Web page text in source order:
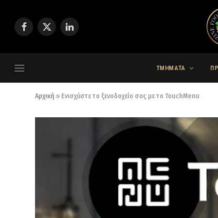
Facebook
X
LinkedIn
ΤΜΗΜΑΤΑ
Αρχική » Ενισχύστε το ξενοδοχείο σας με το TouchMenu